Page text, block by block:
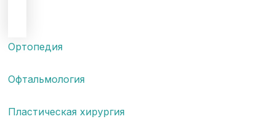
Ортопедия
Офтальмология
Пластическая хирургия